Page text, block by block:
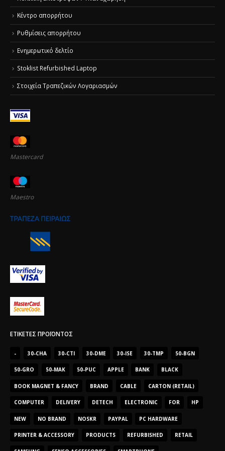
Κέντρο απορρήτου
Ρυθμίσεις απορρήτου
Ενημερωτικό δελτίο
Stoklist Refurbished Laptop
Στοιχεία Τραπεζικών Λογαριασμών
Mastercard
Maestro
ΕΤΙΚΈΤΕΣ ΠΡΟΪΌΝΤΟΣ
- 30-CHA 30-CTI 30-DME 30-ISE 30-TMP 50-BGN
50-GRO 50-MAK 50-PUC APPLE BANK BLACK
BOOK MAGNET & FANCY BRAND CABLE CARTON (RETAIL)
COMPUTER DELIVERY DETECH ELECTRONIC FOR HP
NEW NO BRAND NOSKR PAYPAL PC HARDWARE
PRINTER & ACCESSORY PRODUCTS REFURBISHED RETAIL